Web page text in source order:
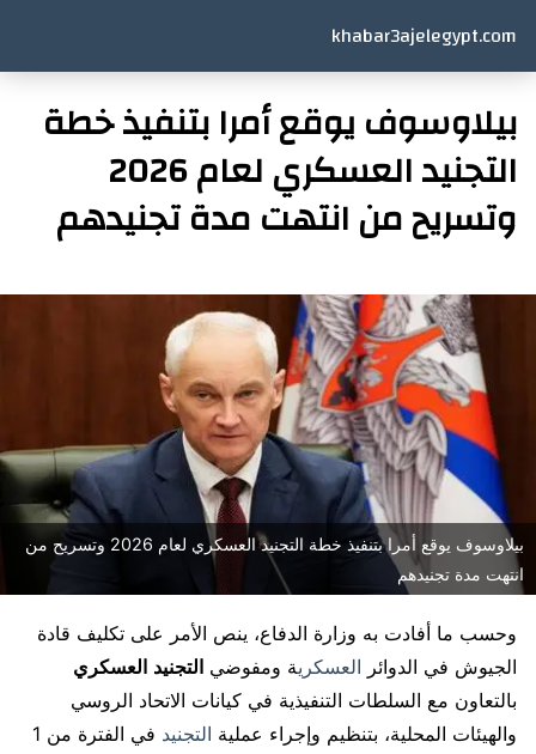
khabar3ajelegypt.com
بيلاوسوف يوقع أمرا بتنفيذ خطة
التجنيد العسكري لعام 2026
وتسريح من انتهت مدة تجنيدهم
بيلاوسوف يوقع أمرا بتنفيذ خطة التجنيد العسكري لعام 2026 وتسريح من
انتهت مدة تجنيدهم
وحسب ما أفادت به وزارة الدفاع، ينص الأمر على تكليف قادة
الجيوش في الدوائر العسكرية ومفوضي التجنيد العسكري
بالتعاون مع السلطات التنفيذية في كيانات الاتحاد الروسي
والهيئات المحلية، بتنظيم وإجراء عملية التجنيد
في الفترة من 1